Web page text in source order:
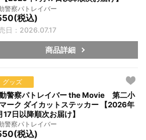
警察パトレイバー
税込)
日：2026.07.17
商品詳細
グッズ
警察パトレイバー the Movie 第二小
ーク ダイカットステッカー 【2026年
17日以降順次お届け】
警察パトレイバー
税込)